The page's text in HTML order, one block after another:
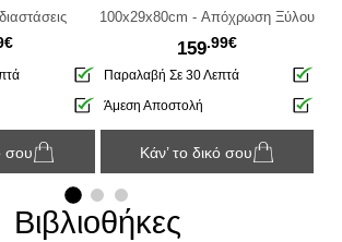
Ξύλου
σου
100x29x80cm - Απόχρωση Ξύλου
159.99€
Παραλαβή Σε 30 Λεπτά
Άμεση Αποστολή
Κάν’ το δικό σου
Βιβλιοθήκες